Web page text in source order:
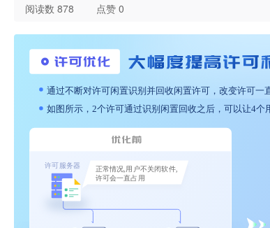
阅读数 878 点赞 0